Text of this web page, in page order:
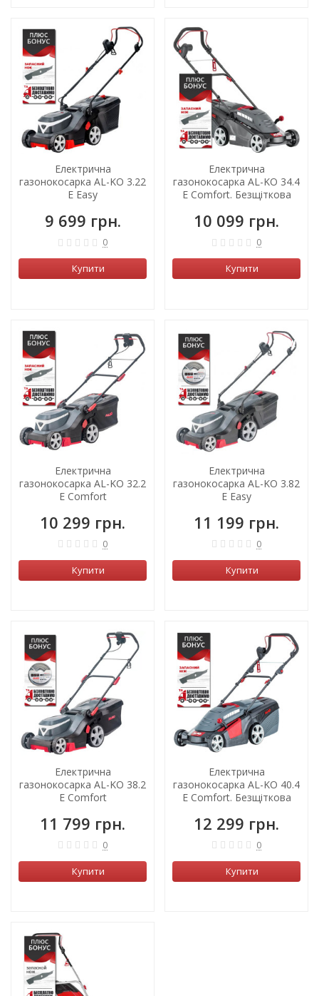
Електрична
газонокосарка AL-KO 3.22
E Easy
9 699 грн.
0
Купити
Електрична
газонокосарка AL-KO 34.4
E Comfort. Безщіткова
10 099 грн.
0
Купити
Електрична
газонокосарка AL-KO 32.2
E Comfort
10 299 грн.
0
Купити
NEW!
Електрична
газонокосарка AL-KO 3.82
E Easy
11 199 грн.
0
Купити
Електрична
газонокосарка AL-KO 38.2
E Comfort
11 799 грн.
0
Купити
ХІТ!
Електрична
газонокосарка AL-KO 40.4
E Comfort. Безщіткова
12 299 грн.
0
Купити